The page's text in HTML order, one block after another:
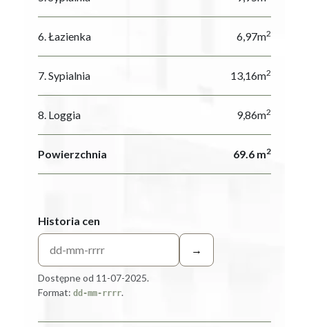
6. Łazienka 6,97m2
7. Sypialnia 13,16m2
8. Loggia 9,86m2
Powierzchnia 69.6 m2
Historia cen
→
Dostępne od 11-07-2025.
Format: dd-mm-rrrr.